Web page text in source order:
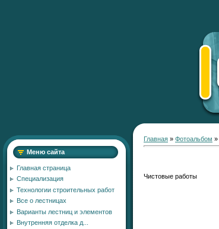
Меню сайта
Главная страница
Специализация
Технологии строительных работ
Все о лестницах
Варианты лестниц и элементов
Внутренняя отделка д...
Главная » Фотоальбом »
Чистовые работы